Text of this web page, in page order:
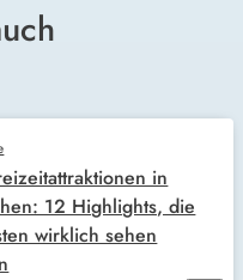
in
12 Highlights, die
wirklich sehen